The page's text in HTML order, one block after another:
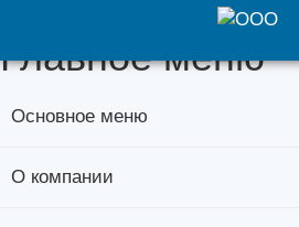
Главное меню
Основное меню
О компании